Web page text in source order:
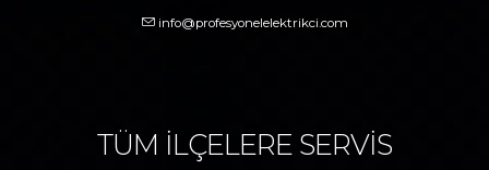
info@profesyonelelektrikci.com
TÜM İLÇELERE SERVİS